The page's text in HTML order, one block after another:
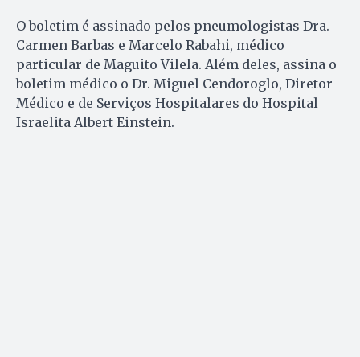
O boletim é assinado pelos pneumologistas Dra.
Carmen Barbas e Marcelo Rabahi, médico
particular de Maguito Vilela. Além deles, assina o
boletim médico o Dr. Miguel Cendoroglo, Diretor
Médico e de Serviços Hospitalares do Hospital
Israelita Albert Einstein.